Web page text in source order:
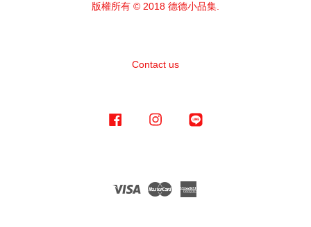
版權所有 © 2018 德德小品集.
Contact us
Facebook Instagram
Visa Master